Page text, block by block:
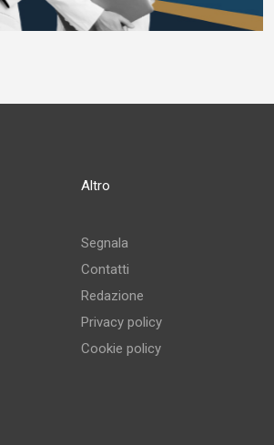
Altro
Segnala
Contatti
Redazione
Privacy policy
Cookie policy